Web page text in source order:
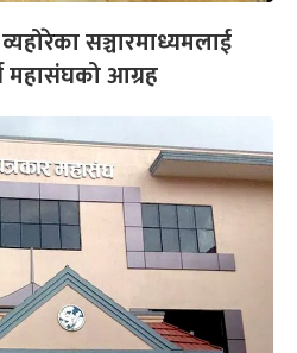
सञ्चारमाध्यमलाई
महासंघको आग्रह